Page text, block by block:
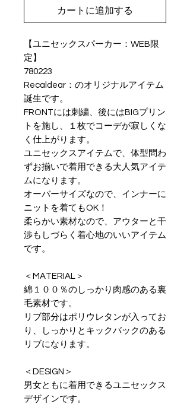
カートに追加する
【ユニセックスパーカー：WEB限
定】
780223
Recaldear：のオリジナルアイテム
誕生です。
FRONTには刺繍、後にはBIGプリン
トを施し、１枚でコーデが寂しくな
く仕上がります。
ユニセックスアイテムで、体型問わ
ずお揃いで着用できる大人気アイテ
ムになります。
オーバーサイズなので、インナーに
ニットを着てもOK！
柔らかい素材なので、アウターと干
渉もしづらく着心地のいいアイテム
です。
＜MATERIAL＞
綿１００％のしっかり肉感のある裏
毛素材です。
リブ部分はポリウレタンが入ってお
り、しっかりとキックバックのある
リブになります。
＜DESIGN＞
男女ともに着用できるユニセックス
デザインです。